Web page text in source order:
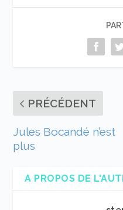
PRÉCÉDENT
Jules Bocandé n’est
plus
A PROPOS DE